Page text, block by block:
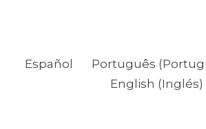
Español Português (
English (Inglés)